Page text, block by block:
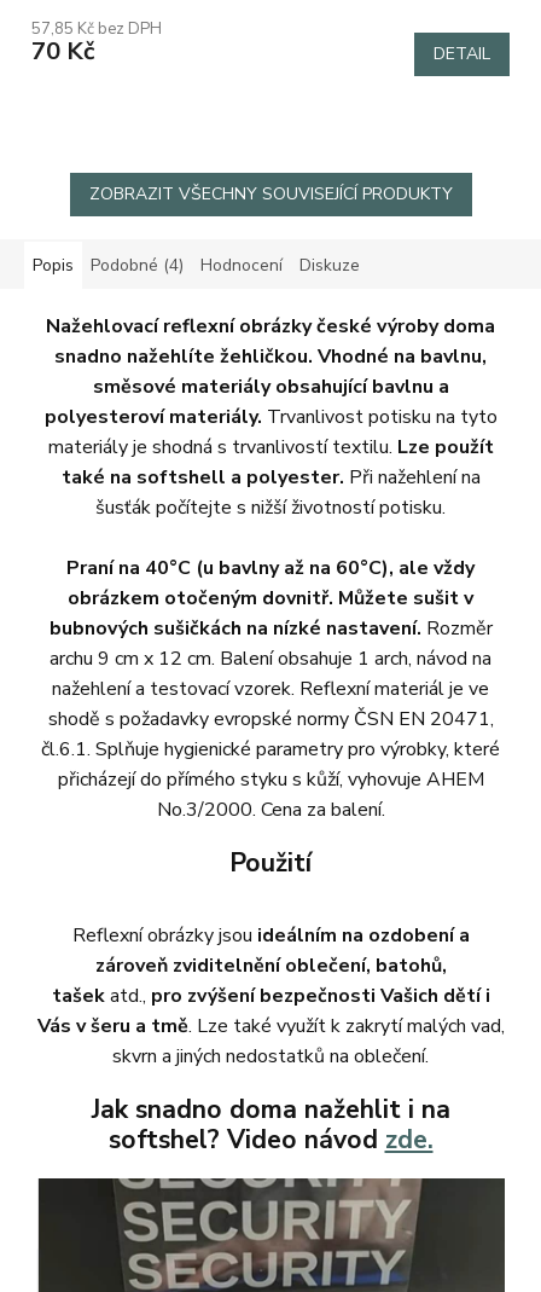
57,85 Kč bez DPH
70 Kč DETAIL
ZOBRAZIT VŠECHNY SOUVISEJÍCÍ PRODUKTY
Popis Podobné (4) Hodnocení Diskuze
Nažehlovací reflexní obrázky české výroby doma
snadno nažehlíte žehličkou. Vhodné na bavlnu,
směsové materiály obsahující bavlnu a
polyesteroví materiály. Trvanlivost potisku na tyto
materiály je shodná s trvanlivostí textilu. Lze použít
také na softshell a polyester. Při nažehlení na
šusťák počítejte s nižší životností potisku.
Praní na 40°C (u bavlny až na 60°C), ale vždy
obrázkem otočeným dovnitř. Můžete sušit v
bubnových sušičkách na nízké nastavení. Rozměr
archu 9 cm x 12 cm. Balení obsahuje 1 arch, návod na
nažehlení a testovací vzorek. Reflexní materiál je ve
shodě s požadavky evropské normy ČSN EN 20471,
čl.6.1. Splňuje hygienické parametry pro výrobky, které
přicházejí do přímého styku s kůží, vyhovuje AHEM
No.3/2000. Cena za balení.
Použití
Reflexní obrázky jsou ideálním na ozdobení a
zároveň zviditelnění oblečení, batohů,
tašekatd., pro zvýšení bezpečnosti Vašich dětí i
Vás v šeru a tmě. Lze také využít k zakrytí malých vad,
skvrn a jiných nedostatků na oblečení.
Jak snadno doma nažehlit i na
softshel? Video návod zde.